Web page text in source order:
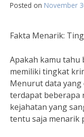
Posted on November
Fakta Menarik:
Apakah kamu tahu
memiliki tingkat
Menurut data yang
terdapat beberapa
kejahatan yang
tentu saja menarik